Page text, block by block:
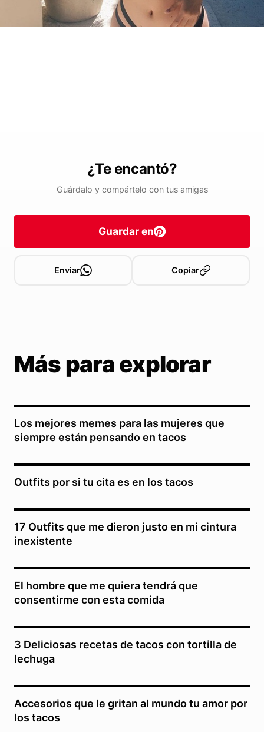
¿Te encantó?
Guárdalo y compártelo con tus amigas
Guardar en
Enviar Copiar
Más para explorar
Los mejores memes para las mujeres que
siempre están pensando en tacos
Outfits por si tu cita es en los tacos
17 Outfits que me dieron justo en mi cintura
inexistente
El hombre que me quiera tendrá que
consentirme con esta comida
3 Deliciosas recetas de tacos con tortilla de
lechuga
Accesorios que le gritan al mundo tu amor por
los tacos